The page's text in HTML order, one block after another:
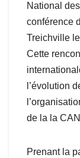
National
conférence
Treichville
Cette
l’évolution
de la la
Prenant la